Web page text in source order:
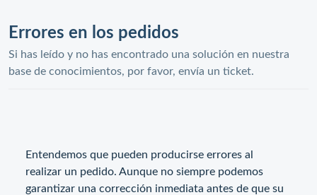
Errores en los pedidos
Si has leído y no has encontrado una solución en nuestra
base de conocimientos, por favor, envía un ticket.
Entendemos que pueden producirse errores al
realizar un pedido. Aunque no siempre podemos
garantizar una corrección inmediata antes de que su